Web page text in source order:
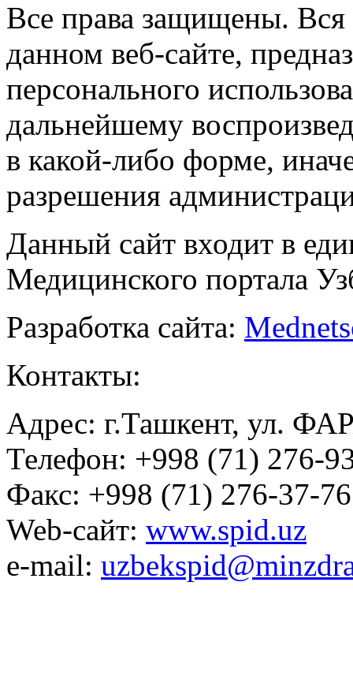
Все права защищены.
данном веб-сайте,
персонального
дальнейшему
в какой-либо форме,
разрешения
Данный сайт входит в
Медицинского портала
Разработка сайта:
Контакты:
Адрес: г.Ташкент, ул.
Телефон: +998 (71) 276-
Факс: +998 (71) 276-37-76
Web-сайт: www.spid.uz
e-mail: